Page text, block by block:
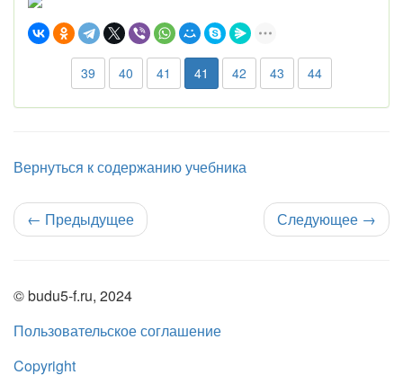
39 40 41 41 42 43 44
Вернуться к содержанию учебника
← Предыдущее Следующее →
© budu5-f.ru, 2024
Пользовательское соглашение
Copyright